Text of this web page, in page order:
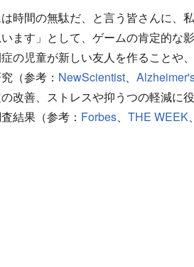
時間の無駄だ、と言う皆さんに、
ます」として、ゲームの肯定的な
の児童が新しい友人を作ることや
（参考： NewScientist、
改善、ストレスや抑うつの軽減に
結果（参考： Forbes、 THE WEEK、